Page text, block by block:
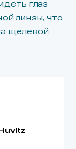
глаз
линзы, что
щелевой